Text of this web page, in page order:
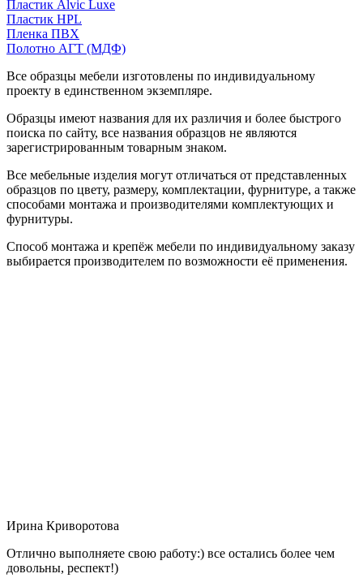
Пластик Alvic Luxe
Пластик HPL
Пленка ПВХ
Полотно АГТ (МДФ)
Все образцы мебели изготовлены по индивидуальному
проекту в единственном экземпляре.
Образцы имеют названия для их различия и более быстрого
поиска по сайту, все названия образцов не являются
зарегистрированным товарным знаком.
Все мебельные изделия могут отличаться от представленных
образцов по цвету, размеру, комплектации, фурнитуре, а также
способами монтажа и производителями комплектующих и
фурнитуры.
Способ монтажа и крепёж мебели по индивидуальному заказу
выбирается производителем по возможности её применения.
Ирина Криворотова
Отлично выполняете свою работу:) все остались более чем
довольны, респект!)